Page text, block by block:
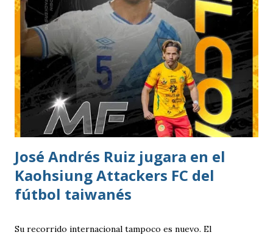
arranque para los clubes guatemaltecos en el torneo,
marcado por las derrotas de Deportivo Mixco y Xelajú MC,
así como la caída de Antigua GFC por 2-0 ante Real Estelí.
Desde el inicio, los dirigidos por Mario Acevedo asumieron
el protagonismo del encuentro. Municipal controló la
posesión del balón y encontró espacios para generar
peligro hasta que, al minuto 18, el ecuatoriano Alejandro
Cabeza definió con precisión para marcar el único gol del
Cristian Checa Hernández.
José Andrés Ruiz jugara en el
Kaohsiung Attackers FC del
fútbol taiwanés
Su recorrido internacional tampoco es nuevo. El